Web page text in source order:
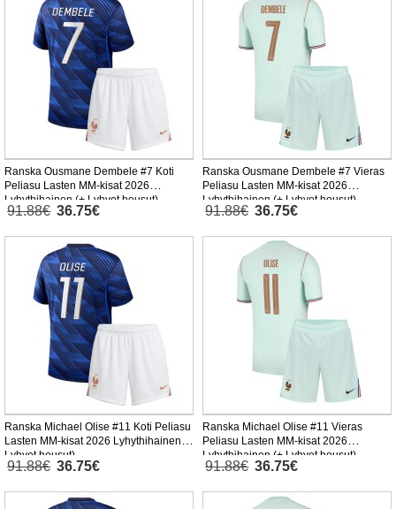
Ranska Ousmane Dembele #7 Koti
Peliasu Lasten MM-kisat 2026
Lyhythihainen (+ Lyhyet housut)
91.88€ 36.75€
Ranska Ousmane Dembele #7 Vieras
Peliasu Lasten MM-kisat 2026
Lyhythihainen (+ Lyhyet housut)
91.88€ 36.75€
Ranska Michael Olise #11 Koti Peliasu
Lasten MM-kisat 2026 Lyhythihainen (+
Lyhyet housut)
91.88€ 36.75€
Ranska Michael Olise #11 Vieras
Peliasu Lasten MM-kisat 2026
Lyhythihainen (+ Lyhyet housut)
91.88€ 36.75€